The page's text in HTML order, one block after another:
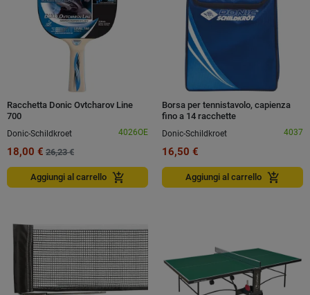
Racchetta Donic Ovtcharov Line
700
Donic-Schildkroet
4026OE
18,00 € 26,23 €
Aggiungi al carrello add_shopping_cart
Borsa per tennistavolo, capienza
fino a 14 racchette
Donic-Schildkroet
4037
16,50 €
Aggiungi al carrello add_shopping_cart